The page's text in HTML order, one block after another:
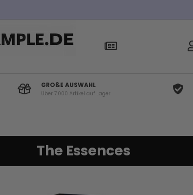
GROßE AUSWAHL
Über 7.000 Artikel auf Lager
The Essences